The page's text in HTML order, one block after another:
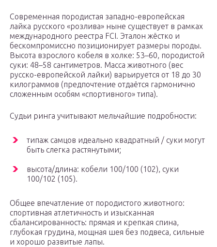
Современная породистая западно-европейская
лайка русского «розлива» ныне существует в рамках
международного реестра FCI. Эталон жёстко и
бескомпромиссно позиционирует размеры породы.
Высота взрослого кобеля в холке: 53–60, породистой
суки: 48–58 сантиметров. Масса животного (вес
русско-европейской лайки) варьируется от 18 до 30
килограммов (предпочтение отдаётся гармонично
сложенным особям «спортивного» типа).
Судьи ринга учитывают мельчайшие подробности:
типаж самцов идеально квадратный / суки могут
быть слегка растянутыми;
высота/длина: кобели 100/100 (102), суки
100/102 (105).
Общее впечатление от породистого животного:
спортивная атлетичность и изысканная
сбалансированность: прямая и крепкая спина,
глубокая грудина, мощная шея без подвеса, сильные
и хорошо развитые лапы.